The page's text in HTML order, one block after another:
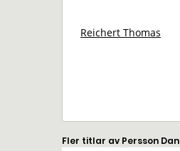
Reichert Thomas
Fler titlar av Persson Dan